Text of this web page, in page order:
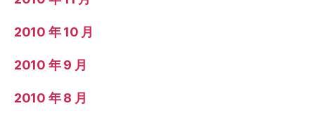
2010 年 10 月
2010 年 9 月
2010 年 8 月